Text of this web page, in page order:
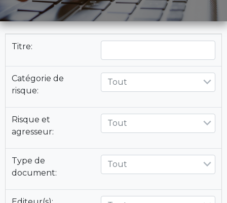
Titre:
Catégorie de
risque:
Tout
Risque et
agresseur:
Tout
Type de
document:
Tout